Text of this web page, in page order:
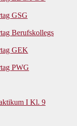
GSG
Berufskollegs
GEK
PWG
I Kl. 9